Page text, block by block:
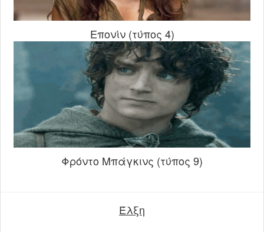
Επονίν (τύπος 4)
Φρόντο Μπάγκινς (τύπος 9)
Έλξη